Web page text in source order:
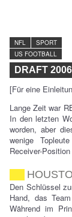
NFL
SPORT
US FOOTBALL
DRAFT
[Für eine
Lange Zeit war
In den letzten
worden, aber
wenige
Receiver-
Den Schlüssel
Hand, das
Während im